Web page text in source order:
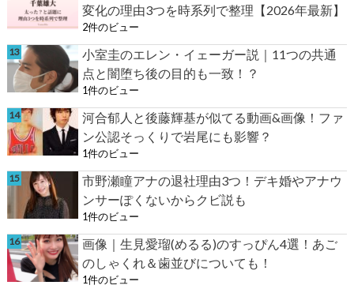
変化の理由3つを時系列で整理【2026年最新】
2件のビュー
小室圭のエレン・イェーガー説｜11つの共通
点と闇堕ち後の目的も一致！？
1件のビュー
河合郁人と後藤輝基が似てる動画&画像！ファ
ン公認そっくりで岩尾にも影響？
1件のビュー
市野瀬瞳アナの退社理由3つ！デキ婚やアナウ
ンサーぽくないからクビ説も
1件のビュー
画像｜生見愛瑠(めるる)のすっぴん4選！あご
のしゃくれ＆歯並びについても！
1件のビュー